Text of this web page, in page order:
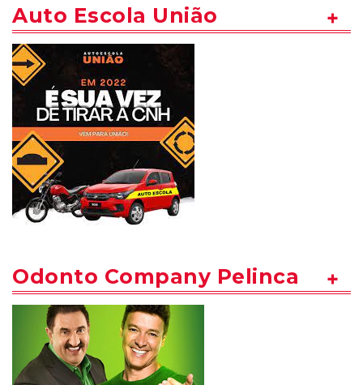
Auto Escola União
Odonto Company Pelinca